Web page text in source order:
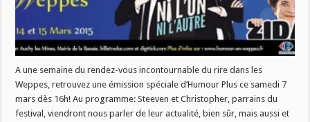
A une semaine du rendez-vous incontournable du rire dans les
Weppes, retrouvez une émission spéciale d’Humour Plus ce samedi 7
mars dès 16h! Au programme: Steeven et Christopher, parrains du
festival, viendront nous parler de leur actualité, bien sûr, mais aussi et